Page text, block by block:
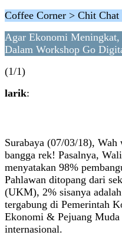
Coffee Corner > Chit Chat
Agar Ekonomi
Dalam Workshop Go
(1/1)
larik:
Surabaya (07/03/18),
bangga rek! Pasalnya,
menyatakan 98%
Pahlawan ditopang dari
(UKM), 2% sisanya
tergabung di Pemerintah
Ekonomi & Pejuang
internasional.